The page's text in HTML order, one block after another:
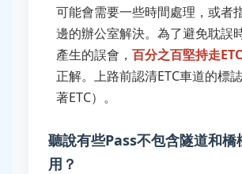
可能會需要一些時間處理，或者
邊的辦公室解決。為了避免耽誤
產生的誤會， 百分之百堅持走
正解。上路前認清ETC車道的標
著ETC）。
聽說有些Pass不包含隧道和橋
用？